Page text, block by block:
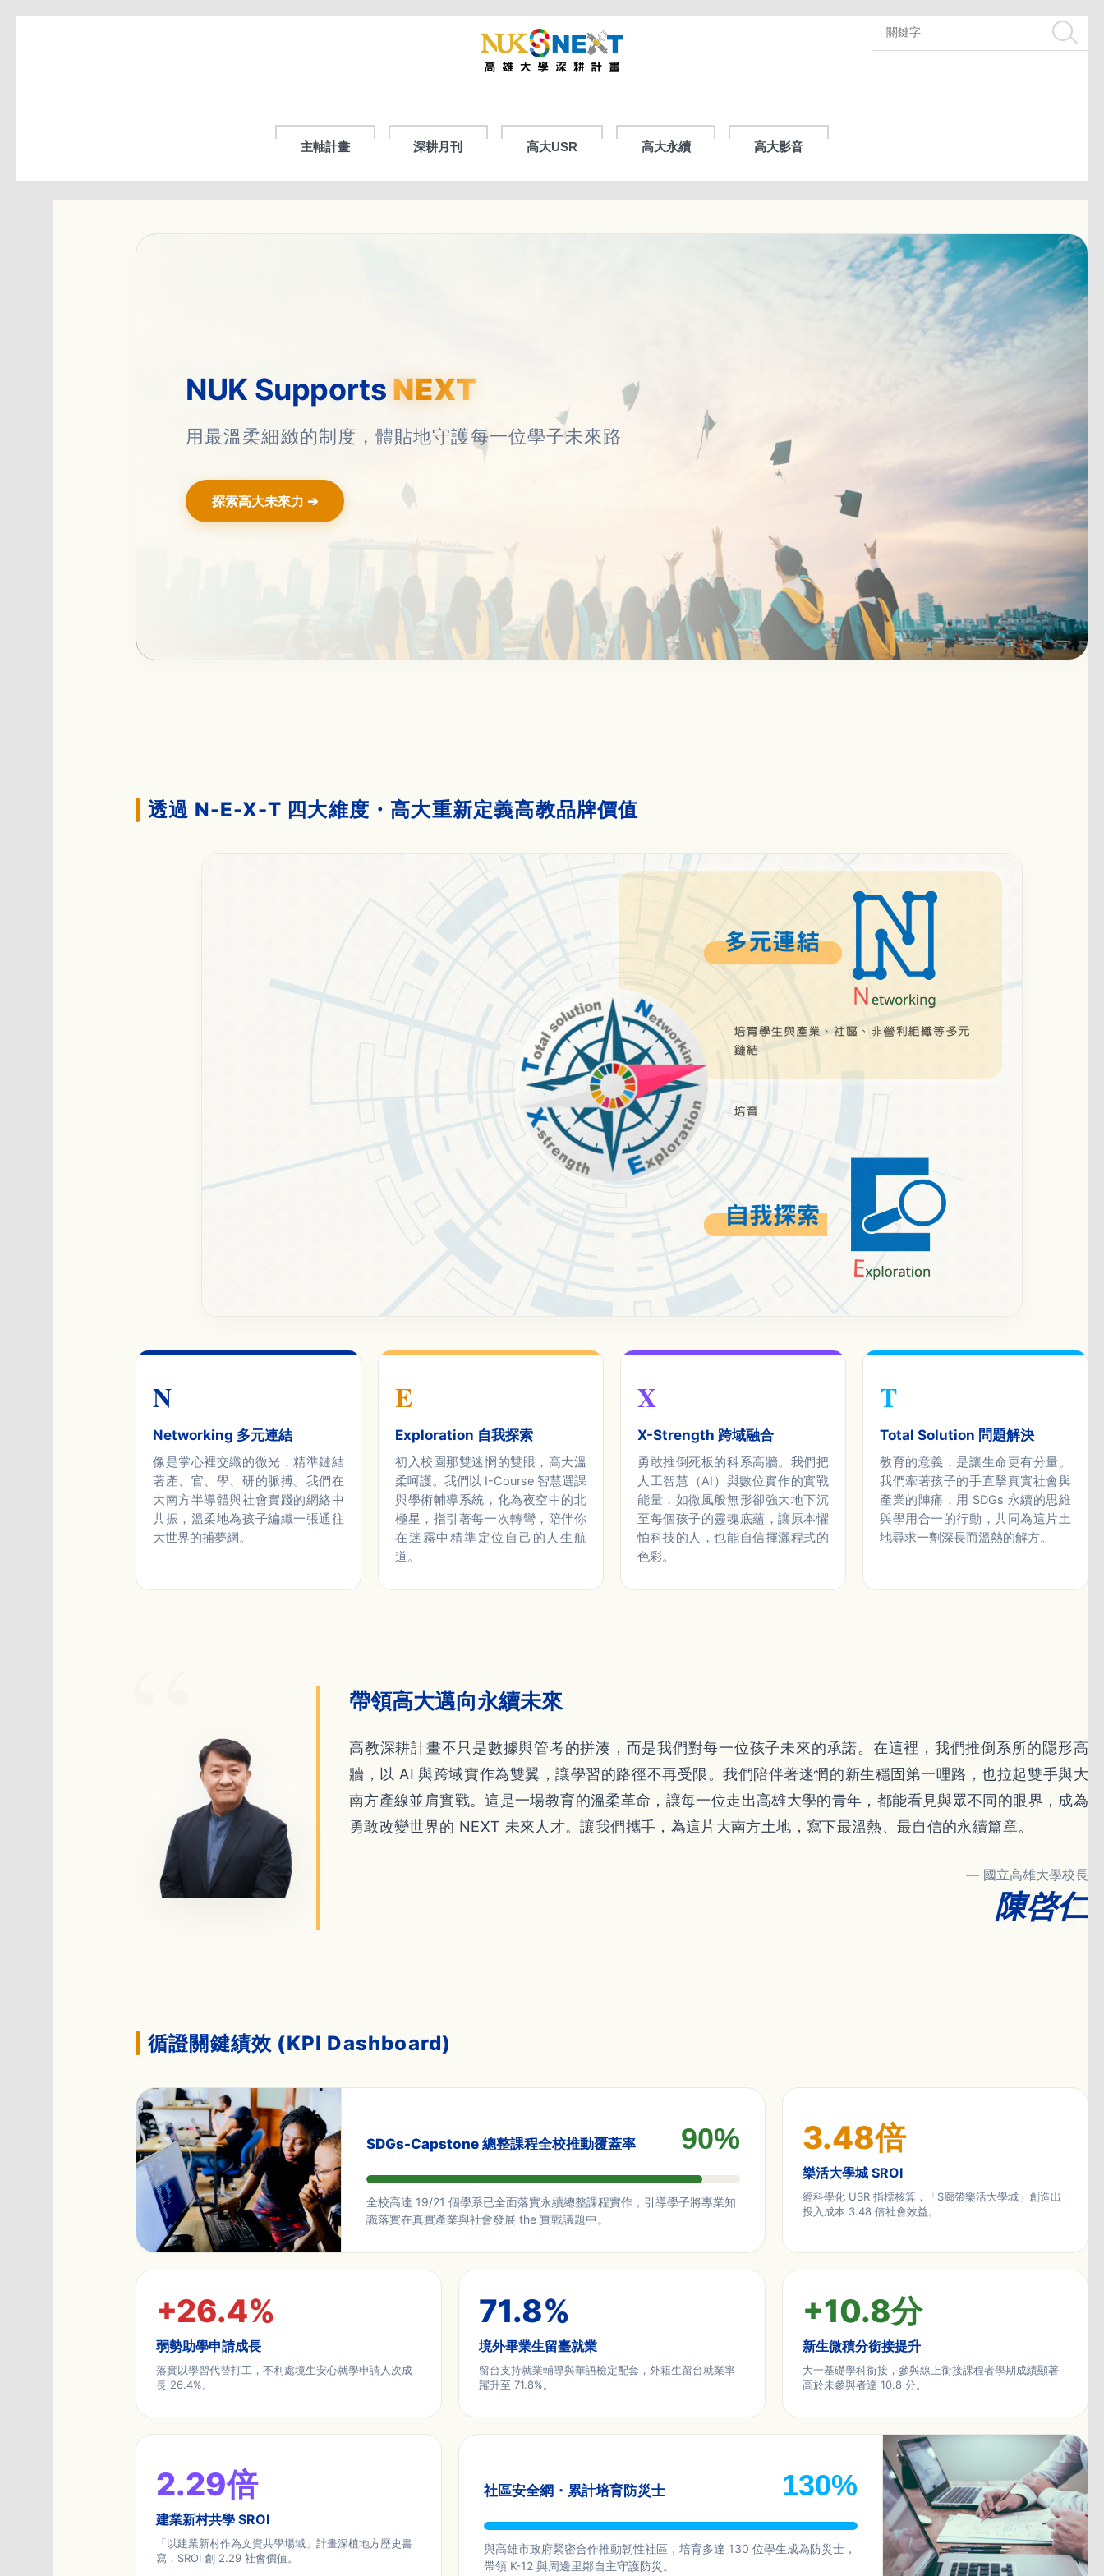
搜尋
主軸計畫 深耕月刊 高大USR 高大永續 高大影音
NUK Supports NEXT
用最溫柔細緻的制度，體貼地守護每一
探索高大未來力 ➔
透過 N-E-X-T 四大維度・高大重新定義高教品牌價值
N
Networking 多元連結
像是掌心裡交織的微光，精準鏈結
著產、官、學、研的脈搏。我們在
大南方半導體與社會實踐的網絡中
共振，溫柔地為孩子編織一張通往
大世界的捕夢網。
E
Exploration 自我探索
初入校園那雙迷惘的雙眼，高大溫
柔呵護。我們以 I-Course 智慧選課
與學術輔導系統，化為夜空中的北
極星，指引著每一次轉彎，陪伴你
在迷霧中精準定位自己的人生航
道。
X
X-Strength 跨域融合
勇敢推倒死板的科系高牆。我們把
人工智慧（AI）與數位實作的實戰
能量，如微風般無形卻強大地下沉
至每個孩子的靈魂底蘊，讓原本懼
怕科技的人，也能自信揮灑程式的
色彩。
T
Total Solution 問題解決
教育的意義，是讓生命更有分量。
我們牽著孩子的手直擊真實社會與
產業的陣痛，用 SDGs 永續的思維
與學用合一的行動，共同為這片土
地尋求一劑深長而溫熱的解方。
帶領高大邁向永續未來
高教深耕計畫不只是數據與管考的拼湊，而是我們對每一位孩子未來的承諾。在這裡，我們推倒系所的隱形高
牆，以 AI 與跨域實作為雙翼，讓學習的路徑不再受限。我們陪伴著迷惘的新生穩固第一哩路，也拉起雙手與大
南方產線並肩實戰。這是一場教育的溫柔革命，讓每一位走出高雄大學的青年，都能看見與眾不同的眼界，成為
勇敢改變世界的 NEXT 未來人才。讓我們攜手，為這片大南方土地，寫下最溫熱、最自信的永續篇章。
— 國立高雄大學校長
陳啓仁
循證關鍵績效 (KPI Dashboard)
SDGs-Capstone 總整課程全校推動覆蓋率 90%
全校高達 19/21 個學系已全面落實永續總整課程實作，引導學子將專業知
識落實在真實產業與社會發展 the 實戰議題中。
3.48倍
樂活大學城 SROI
經科學化 USR 指標核算，「S廊帶樂活大學城」創造出
投入成本 3.48 倍社會效益。
+26.4%
弱勢助學申請成長
落實以學習代替打工，不利處境生安心就學申請人次成
長 26.4%。
71.8%
境外畢業生留臺就業
留台支持就業輔導與華語檢定配套，外籍生留台就業率
躍升至 71.8%。
+10.8分
新生微積分銜接提升
大一基礎學科銜接，參與線上銜接課程者學期成績顯著
高於未參與者達 10.8 分。
2.29倍
建業新村共學 SROI
「以建業新村作為文資共學場域」計畫深植地方歷史書
寫，SROI 創 2.29 社會價值。
社區安全網・累計培育防災士 130%
與高雄市政府緊密合作推動韌性社區，培育多達 130 位學生成為防災士，
帶領 K-12 與周邊里鄰自主守護防災。